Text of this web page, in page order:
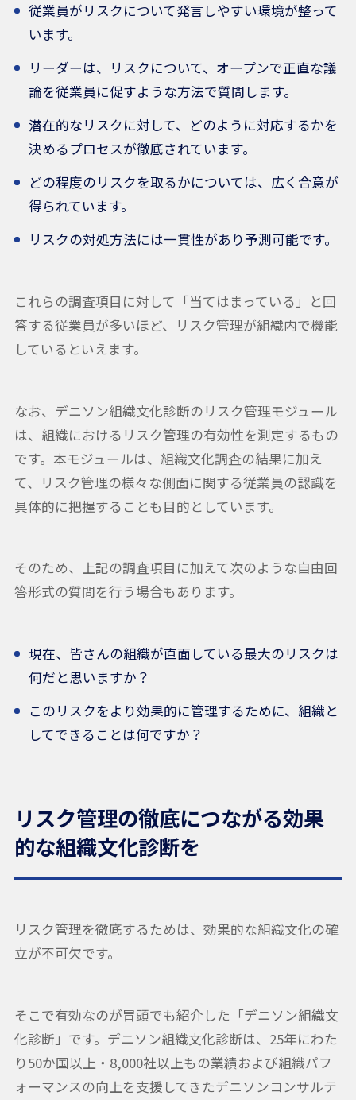
従業員がリスクについて発言しやすい環境が整って
います。
リーダーは、リスクについて、オープンで正直な議
論を従業員に促すような方法で質問します。
潜在的なリスクに対して、どのように対応するかを
決めるプロセスが徹底されています。
どの程度のリスクを取るかについては、広く合意が
得られています。
リスクの対処方法には一貫性があり予測可能です。
これらの調査項目に対して「当てはまっている」と回
答する従業員が多いほど、リスク管理が組織内で機能
しているといえます。
なお、デニソン組織文化診断のリスク管理モジュール
は、組織におけるリスク管理の有効性を測定するもの
です。本モジュールは、組織文化調査の結果に加え
て、リスク管理の様々な側面に関する従業員の認識を
具体的に把握することも目的としています。
そのため、上記の調査項目に加えて次のような自由回
答形式の質問を行う場合もあります。
現在、皆さんの組織が直面している最大のリスクは
何だと思いますか？
このリスクをより効果的に管理するために、組織と
してできることは何ですか？
リスク管理の徹底につながる効果
的な組織文化診断を
リスク管理を徹底するためは、効果的な組織文化の確
立が不可欠です。
そこで有効なのが冒頭でも紹介した「デニソン組織文
化診断」です。デニソン組織文化診断は、25年にわた
り50か国以上・8,000社以上もの業績および組織パフ
ォーマンスの向上を支援してきたデニソンコンサルテ